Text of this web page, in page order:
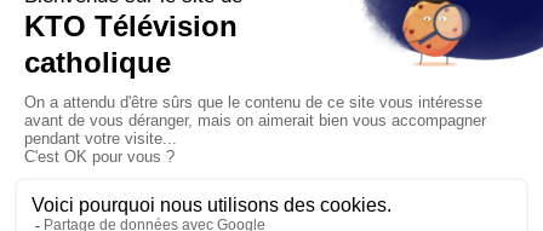
Article
Le pape en Uruguay, Argentine et
© KTO 2026 —Contact—Mentions légales